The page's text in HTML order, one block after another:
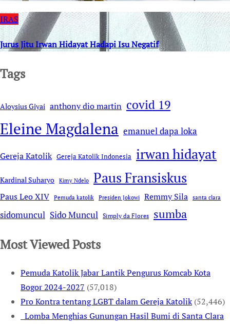
IRAS
Jurus Jitu Irwan Hidayat Hadapi Isu Negatif
Tags
Aloysius Giyai anthony dio martin covid 19
Eleine Magdalena emanuel dapa loka
Gereja Katolik Gereja Katolik Indonesia irwan hidayat
Kardinal Suharyo Kimy Ndelo Paus Fransiskus
Paus Leo XIV Pemuda katolik Presiden Jokowi Remmy Sila santa clara
sidomuncul Sido Muncul Simply da Flores sumba
Most Viewed Posts
Pemuda Katolik Jabar Lantik Pengurus Komcab Kota
Bogor 2024-2027 (57,018)
Pro Kontra tentang LGBT dalam Gereja Katolik (52,446)
Lomba Menghias Gunungan Hasil Bumi di Santa Clara